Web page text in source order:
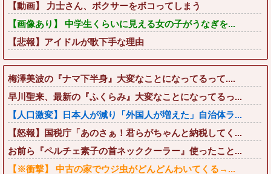
【動画】 力士さん、ボクサーをボコってしまう
【画像あり】 中学生くらいに見える女の子がうなぎを...
【悲報】アイドルが歌下手な理由
梅澤美波の『ナマ下半身』大変なことになってるって....
早川聖来、最新の『ふくらみ』大変なことになってるっ...
【人口激変】日本人が減り「外国人が増えた」自治体ラ...
【怒報】国税庁「あのさぁ！君らがちゃんと納税してく...
お前ら『ペルチェ素子の首ネッククーラー』使ったこと...
【※衝撃】 中古の家でウジ虫がどんどんわいてくる→...